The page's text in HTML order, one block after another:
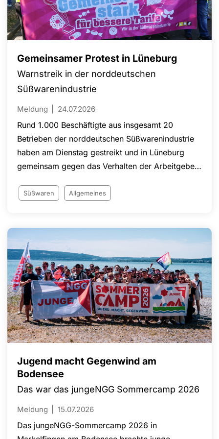
Gemeinsamer Protest in Lüneburg
Warnstreik in der norddeutschen
Süßwarenindustrie
Meldung 24.07.2026
Rund 1.000 Beschäftigte aus insgesamt 20
Betrieben der norddeutschen Süßwarenindustrie
haben am Dienstag gestreikt und in Lüneburg
gemeinsam gegen das Verhalten der Arbeitgeber
Süßwaren Allgemeines
Jugend macht Gegenwind am
Bodensee
Das war das jungeNGG Sommercamp 2026
Meldung 15.07.2026
Das jungeNGG-Sommercamp 2026 in